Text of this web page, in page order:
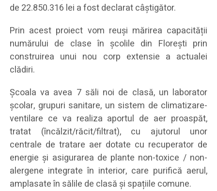
de 22.850.316 lei a fost declarat câștigător.
Prin acest proiect vom reuși mărirea capacității
numărului de clase în școlile din Florești prin
construirea unui nou corp extensie a actualei
clădiri.
Școala va avea 7 săli noi de clasă, un laborator
școlar, grupuri sanitare, un sistem de climatizare-
ventilare ce va realiza aportul de aer proaspăt,
tratat (încălzit/răcit/filtrat), cu ajutorul unor
centrale de tratare aer dotate cu recuperator de
energie și asigurarea de plante non-toxice / non-
alergene integrate în interior, care purifică aerul,
amplasate în sălile de clasă și spațiile comune.